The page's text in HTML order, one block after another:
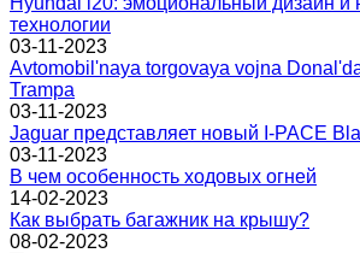
технологии
03-11-2023
Avtomobil'naya torgovaya vojna
Trampa
03-11-2023
Jaguar представляет новый I-PACE
03-11-2023
В чем особенность ходовых огней
14-02-2023
Как выбрать багажник на крышу?
08-02-2023